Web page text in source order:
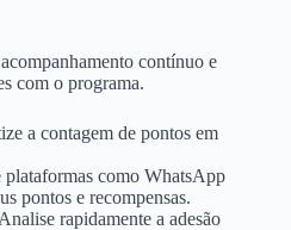
contínuo e
com o programa.
a contagem de pontos em
plataformas como WhatsApp
pontos e recompensas.
Analise rapidamente a adesão